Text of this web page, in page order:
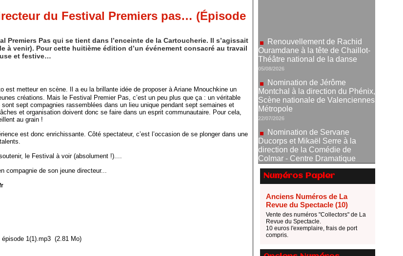
du Festival Premiers pas… (Épisode
Premiers Pas qui se tient dans l’enceinte de la Cartoucherie. Il s’agissait
à venir). Pour cette huitième édition d’un événement consacré au travail
et festive…
est metteur en scène. Il a eu la brillante idée de proposer à Ariane Mnouchkine un
créations. Mais le Festival Premier Pas, c’est un peu plus que ça : un véritable
sept compagnies rassemblées dans un lieu unique pendant sept semaines et
et organisation doivent donc se faire dans un esprit communautaire. Pour cela,
au grain !
est donc enrichissante. Côté spectateur, c’est l’occasion de se plonger dans une
le Festival à voir (absolument !)....
compagnie de son jeune directeur...
1(1).mp3 (2.81 Mo)
05/08/2026
Nomination de Jérôme
Montchal à la direction du Phénix,
Scène nationale de Valenciennes
Métropole
22/07/2026
Nomination de Servane
Ducorps et Mikaël Serre à la
direction de la Comédie de
Colmar - Centre Dramatique
National Grand Est Alsace
07/07/2026
Thomas Jolly et Laëtitia
Guédon nommés à la direction du
TNP
Fonds SACD Théâtre : les
lauréats 2026
23/06/2026
Dispositif ARTCENA Écrire
20/06/2026
Numéros Papier
Anciens Numéros de La
Revue du Spectacle (10)
Vente des numéros "Collectors" de La
Revue du Spectacle.
10 euros l'exemplaire, frais de port
compris.